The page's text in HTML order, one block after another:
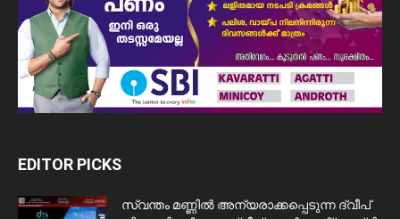
EDITOR PICKS
സ്വന്തം മണ്ണിൽ അന്യരാക്കപ്പെടുന്ന ദ്വീപ്